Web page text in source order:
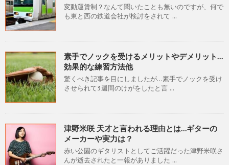
変動運賃制？なんて聞いたことも無いのですが、何で
も東と西の鉄道会社が検討をされて ...
素手でノックを受けるメリットやデメリット…
効果的な練習方法他
驚くべき記事を目にしましたが…素手でノックを受け
させられて3週間のけがをしたと言 ...
津野米咲 天才と言われる理由とは…ギターの
メーカーや実力は？
赤い公園のギタリストとしてご活躍だった津野米咲さ
んが逝去されたと一報がありました ...